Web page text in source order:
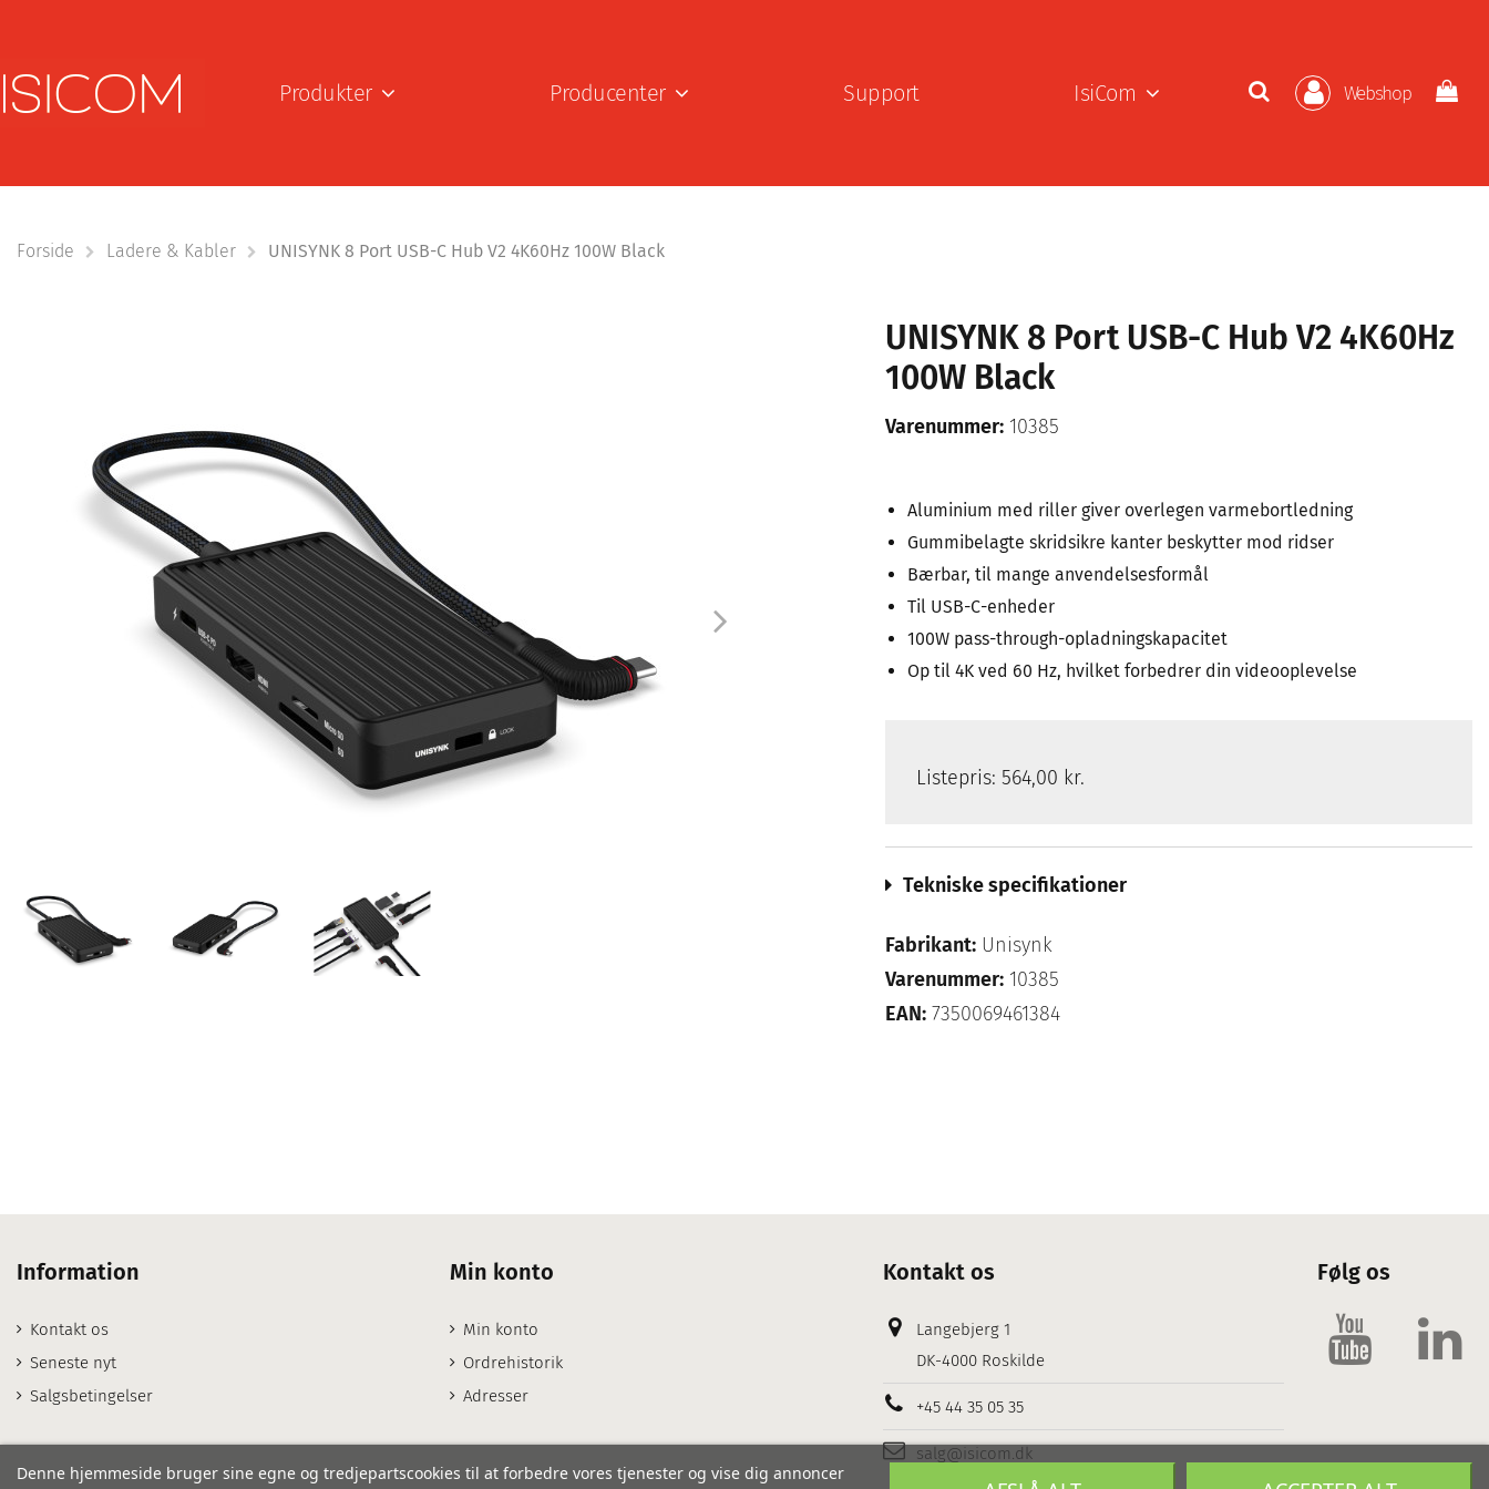
Produkter Producenter Support IsiCom Webshop
Forside Ladere & Kabler UNISYNK 8 Port USB-C Hub V2 4K60Hz 100W Black
UNISYNK 8 Port USB-C Hub V2 4K60Hz
100W Black
Varenummer: 10385
Aluminium med riller giver overlegen varmebortledning
Gummibelagte skridsikre kanter beskytter mod ridser
Bærbar, til mange anvendelsesformål
Til USB-C-enheder
100W pass-through-opladningskapacitet
Op til 4K ved 60 Hz, hvilket forbedrer din videooplevelse
Listepris: 564,00 kr.
Tekniske specifikationer
Fabrikant: Unisynk
Varenummer: 10385
EAN: 7350069461384
Information
Kontakt os
Seneste nyt
Salgsbetingelser
Min konto
Min konto
Ordrehistorik
Adresser
Kontakt os
Langebjerg 1
DK-4000 Roskilde
+45 44 35 05 35
salg@isicom.dk
Denne hjemmeside bruger sine egne og tredjepartscookies til at forbedre vores tjenester og vise dig annoncer
Følg os